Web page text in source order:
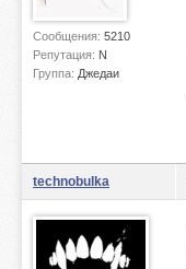
Сообщения: 5210
Репутация: N
Группа: Джедаи
technobulka